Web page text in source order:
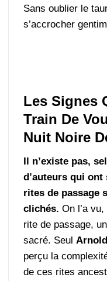
Sans oublier le
s’accrocher
Les Signes
Train De
Nuit Noire
Il n’existe pas,
d’auteurs qui
rites de passage
clichés.On l’a
rite de passage,
sacré. Seul
perçu la
de ces rites